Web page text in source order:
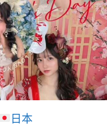
日本